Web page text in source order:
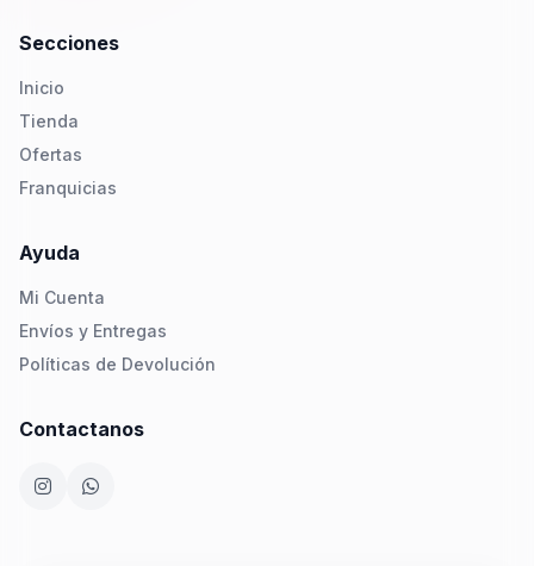
Secciones
Inicio
Tienda
Ofertas
Franquicias
Ayuda
Mi Cuenta
Envíos y Entregas
Políticas de Devolución
Contactanos